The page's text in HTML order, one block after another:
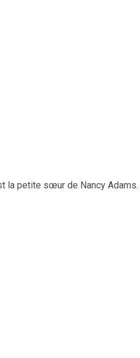
la petite sœur de Nancy